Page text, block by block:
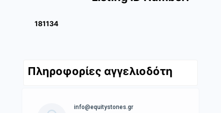
181134
Πληροφορίες αγγελιοδότη
info@equitystones.gr